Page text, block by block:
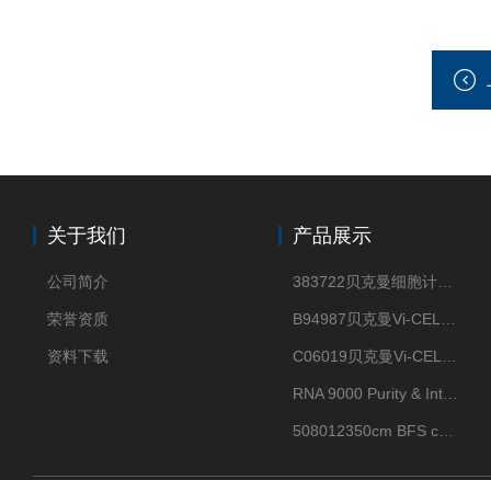
关于我们
公司简介
荣誉资质
资料下载
产品展示